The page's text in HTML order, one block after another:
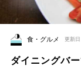
食・グルメ 更新日
ダイニングバ